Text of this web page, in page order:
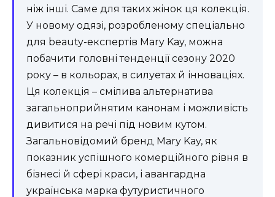
ніж інші. Саме для таких жінок ця колекція.
У новому одязі, розробленому спеціально
для beauty-експертів Mary Kay, можна
побачити головні тенденції сезону 2020
року – в кольорах, в силуетах й інноваціях.
Ця колекція – смілива альтернатива
загальноприйнятим канонам і можливість
дивитися на речі під новим кутом.
Загальновідомий бренд Mary Kay, як
показник успішного комерційного рівня в
бізнесі й сфері краси, і авангардна
українська марка футуристичного